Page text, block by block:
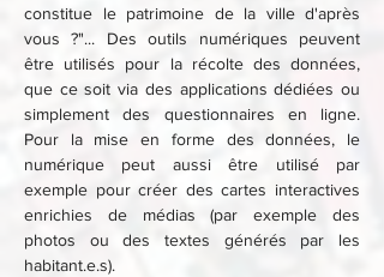
constitue le patrimoine de la ville d'après
vous ?"... Des outils numériques peuvent
être utilisés pour la récolte des données,
que ce soit via des applications dédiées ou
simplement des questionnaires en ligne.
Pour la mise en forme des données, le
numérique peut aussi être utilisé par
exemple pour créer des cartes interactives
enrichies de médias (par exemple des
photos ou des textes générés par les
habitant.e.s).